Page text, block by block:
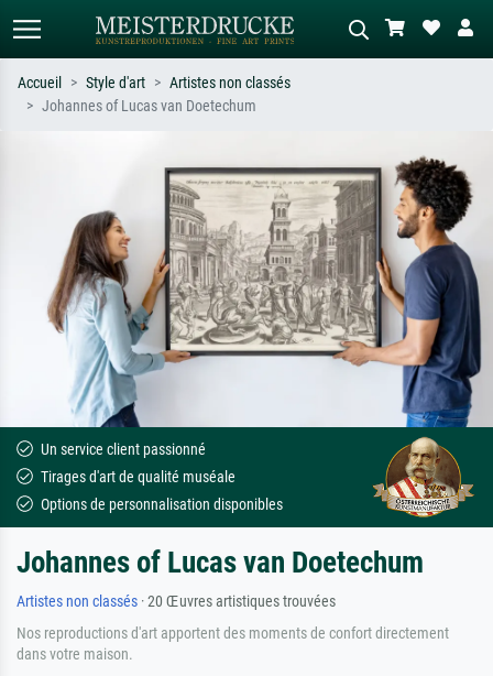
ex. Monet, Nuit étoilée,
impressionnisme, vague de Hokusai,
nu.
Décrivez la scène – ex. prairie verte,
abstrait avec beaucoup de rouge,
tableau sombre, nu debout près d'un
arbre.
Accueil Style d'art
Artistes non classés
Johannes of Lucas van Doetechum
Un service client passionné
Tirages d'art de qualité muséale
Options de personnalisation disponibles
Johannes of Lucas van Doetechum
Artistes non classés · 20 Œuvres artistiques trouvées
Nos reproductions d'art apportent des moments de confort directement
dans votre maison.